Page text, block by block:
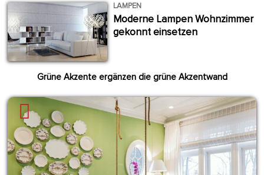
LAMPEN
Moderne Lampen Wohnzimmer
gekonnt einsetzen
Grüne Akzente ergänzen die grüne Akzentwand